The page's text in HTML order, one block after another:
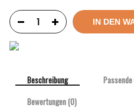
IN DEN
Beschreibung
Bewertungen (0)